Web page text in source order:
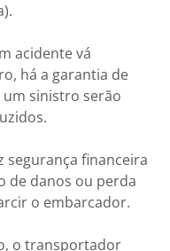
acidente vá
há a garantia de
sinistro serão
segurança financeira
de danos ou perda
o embarcador.
o transportador